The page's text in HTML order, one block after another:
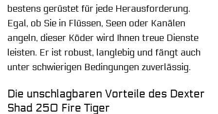
bestens gerüstet für jede Herausforderung.
Egal, ob Sie in Flüssen, Seen oder Kanälen
angeln, dieser Köder wird Ihnen treue Dienste
leisten. Er ist robust, langlebig und fängt auch
unter schwierigen Bedingungen zuverlässig.
Die unschlagbaren Vorteile des Dexter
Shad 250 Fire Tiger